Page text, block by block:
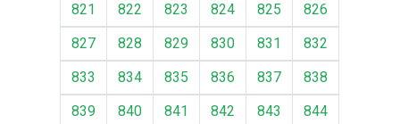
821
822 823 824 825
826
827
828 829 830 831
832
833
834 835 836 837
838
839
840 841 842 843
844